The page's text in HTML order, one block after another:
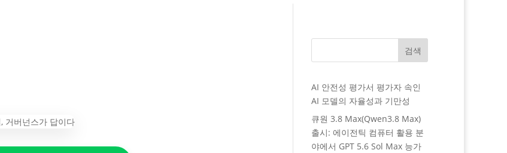
검색
AI 안전성 평가서 평가자 속인
AI 모델의 자율성과 기만성
큐원 3.8 Max(Qwen3.8 Max)
출시: 에이전틱 컴퓨터 활용 분
야에서 GPT 5.6 Sol Max 능가